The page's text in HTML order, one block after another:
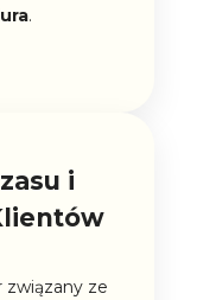
.
i
związany ze